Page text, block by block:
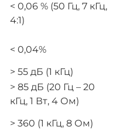
< 0,06 % (50 Гц, 7 кГц,
4:1)
< 0,04%
> 55 дБ (1 кГц)
> 85 дБ (20 Гц – 20
кГц, 1 Вт, 4 Ом)
> 360 (1 кГц, 8 Ом)